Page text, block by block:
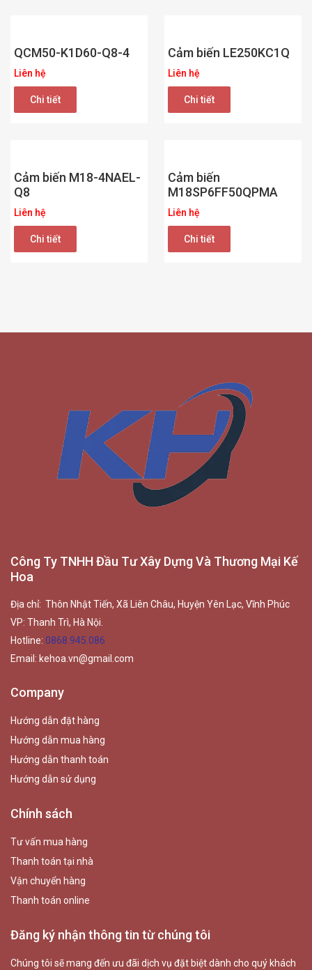
QCM50-K1D60-Q8-4
Liên hệ
Chi tiết
Cảm biến LE250KC1Q
Liên hệ
Chi tiết
Cảm biến M18-4NAEL-
Q8
Liên hệ
Chi tiết
Cảm biến
M18SP6FF50QPMA
Liên hệ
Chi tiết
Công Ty TNHH Đầu Tư Xây Dựng Và Thương Mại Kế
Hoa
Địa chỉ: Thôn Nhật Tiến, Xã Liên Châu, Huyện Yên Lạc, Vĩnh Phúc
VP: Thanh Trì, Hà Nội.
Hotline: 0868.945.086
Email: kehoa.vn@gmail.com
Company
Hướng dẫn đặt hàng
Hướng dẫn mua hàng
Hướng dẫn thanh toán
Hướng dẫn sử dụng
Chính sách
Tư vấn mua hàng
Thanh toán tại nhà
Vận chuyển hàng
Thanh toán online
Đăng ký nhận thông tin từ chúng tôi
Chúng tôi sẽ mang đến ưu đãi dịch vụ đặt biệt dành cho quý khách